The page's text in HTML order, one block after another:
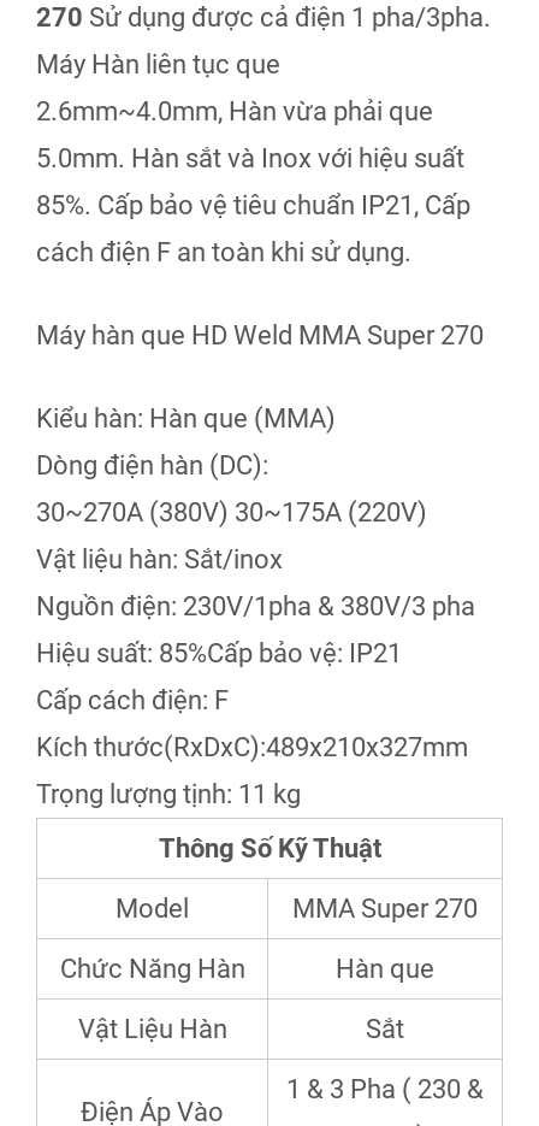
270 Sử dụng được cả điện 1 pha/3pha.
Máy Hàn liên tục que
2.6mm~4.0mm, Hàn vừa phải que
5.0mm. Hàn sắt và Inox với hiệu suất
85%. Cấp bảo vệ tiêu chuẩn IP21, Cấp
cách điện F an toàn khi sử dụng.
Máy hàn que HD Weld MMA Super 270
Kiểu hàn: Hàn que (MMA)
Dòng điện hàn (DC):
30~270A (380V) 30~175A (220V)
Vật liệu hàn: Sắt/inox
Nguồn điện: 230V/1pha & 380V/3 pha
Hiệu suất: 85%Cấp bảo vệ: IP21
Cấp cách điện: F
Kích thước(RxDxC):489x210x327mm
Trọng lượng tịnh: 11 kg
Thông Số Kỹ Thuật
Model
MMA Super 270
Chức Năng Hàn
Hàn que
Vật Liệu Hàn
Sắt
Điện Áp Vào
1 & 3 Pha ( 230 &